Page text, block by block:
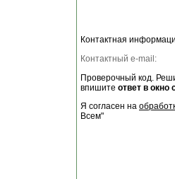
Контактная
Контактный e-mail:
Проверочный код.
впишите ответ в окно
Я согласен на
Всем"